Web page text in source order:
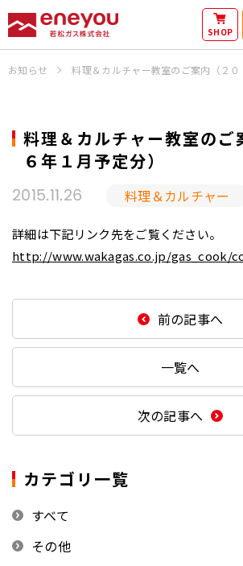
SHOP
お知らせ 料理＆カルチャー教室のご案内（２０
2015.11.26 料理＆カルチャー
料理＆カルチャー教室のご
６年１月予定分）
詳細は下記リンク先をご覧ください。
http://www.wakagas.co.jp/gas_cook/
前の記事へ
一覧へ
次の記事へ
カテゴリ一覧
すべて
その他